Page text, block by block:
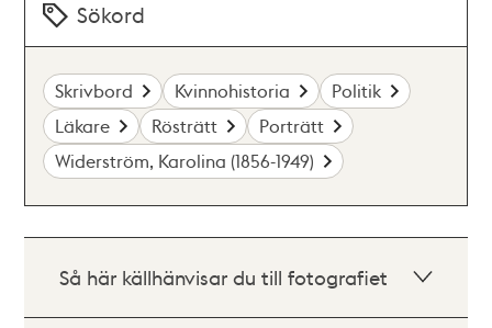
Sökord
Skrivbord Kvinnohistoria
Politik
Läkare
Rösträtt
Porträtt
Widerström, Karolina (1856-1949)
Så här källhänvisar du till fotografiet